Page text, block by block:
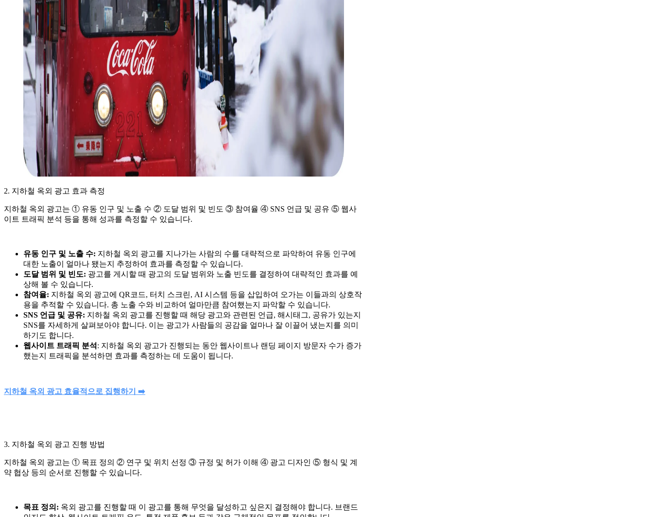
2. 지하철 옥외 광고 효과 측정
지하철 옥외 광고는 ① 유동 인구 및 노출 수 ② 도달 범위 및 빈도 ③ 참여율 ④ SNS 언급 및 공유 ⑤ 웹사
이트 트래픽 분석 등을 통해 성과를 측정할 수 있습니다.
유동 인구 및 노출 수: 지하철 옥외 광고를 지나가는 사람의 수를 대략적으로 파악하여 유동 인구에
대한 노출이 얼마나 됐는지 추정하여 효과를 측정할 수 있습니다.
도달 범위 및 빈도: 광고를 게시할 때 광고의 도달 범위와 노출 빈도를 결정하여 대략적인 효과를 예
상해 볼 수 있습니다.
참여율: 지하철 옥외 광고에 QR코드, 터치 스크린, AI 시스템 등을 삽입하여 오가는 이들과의 상호작
용을 추적할 수 있습니다. 총 노출 수와 비교하여 얼마만큼 참여했는지 파악할 수 있습니다.
SNS 언급 및 공유: 지하철 옥외 광고를 진행할 때 해당 광고와 관련된 언급, 해시태그, 공유가 있는지
SNS를 자세하게 살펴보아야 합니다. 이는 광고가 사람들의 공감을 얼마나 잘 이끌어 냈는지를 의미
하기도 합니다.
웹사이트 트래픽 분석 : 지하철 옥외 광고가 진행되는 동안 웹사이트나 랜딩 페이지 방문자 수가 증가
했는지 트래픽을 분석하면 효과를 측정하는 데 도움이 됩니다.
지하철 옥외 광고 효율적으로 집행하기 ➡️
3. 지하철 옥외 광고 진행 방법
지하철 옥외 광고는 ① 목표 정의 ② 연구 및 위치 선정 ③ 규정 및 허가 이해 ④ 광고 디자인 ⑤ 형식 및 계
약 협상 등의 순서로 진행할 수 있습니다.
목표 정의: 옥외 광고를 진행할 때 이 광고를 통해 무엇을 달성하고 싶은지 결정해야 합니다. 브랜드